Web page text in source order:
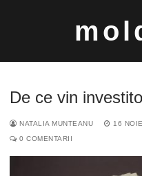
De ce vin
NATALIA MUNTEANU 16
0 COMENTARII